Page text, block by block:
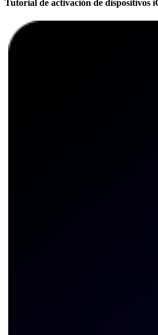
Tutorial de activación de dispositivos